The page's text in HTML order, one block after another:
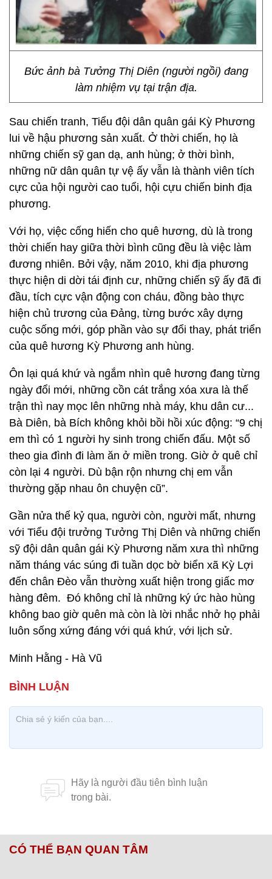
Bức ảnh bà Tưởng Thị Diên (người ngồi) đang
làm nhiệm vụ tại trận địa.
Sau chiến tranh, Tiểu đội dân quân gái Kỳ Phương
lui về hậu phương sản xuất. Ở thời chiến, họ là
những chiến sỹ gan dạ, anh hùng; ở thời bình,
những nữ dân quân tự vệ ấy vẫn là thành viên tích
cực của hội người cao tuổi, hội cựu chiến binh địa
phương.
Với họ, việc cống hiến cho quê hương, dù là trong
thời chiến hay giữa thời bình cũng đều là việc làm
đương nhiên. Bởi vậy, năm 2010, khi địa phương
thực hiện di dời tái định cư, những chiến sỹ ấy đã đi
đầu, tích cực vận động con cháu, đồng bào thực
hiện chủ trương của Đảng, từng bước xây dựng
cuộc sống mới, góp phần vào sự đổi thay, phát triển
của quê hương Kỳ Phương anh hùng.
Ôn lại quá khứ và ngắm nhìn quê hương đang từng
ngày đổi mới, những cồn cát trắng xóa xưa là thế
trận thì nay mọc lên những nhà máy, khu dân cư...
Bà Diên, bà Bích không khỏi bồi hồi xúc động: “9 chị
em thì có 1 người hy sinh trong chiến đấu. Một số
theo gia đình đi làm ăn ở miền trong. Giờ ở quê chỉ
còn lại 4 người. Dù bận rộn nhưng chị em vẫn
thường gặp nhau ôn chuyện cũ”.
Gần nửa thế kỷ qua, người còn, người mất, nhưng
với Tiểu đội trưởng Tưởng Thị Diên và những chiến
sỹ đội dân quân gái Kỳ Phương năm xưa thì những
năm tháng vác súng đi tuần dọc bờ biển xã Kỳ Lợi
đến chân Đèo vẫn thường xuất hiện trong giấc mơ
hàng đêm. Đó không chỉ là những ký ức hào hùng
không bao giờ quên mà còn là lời nhắc nhở họ phải
luôn sống xứng đáng với quá khứ, với lịch sử.
Minh Hằng - Hà Vũ
CÓ THỂ BẠN QUAN TÂM